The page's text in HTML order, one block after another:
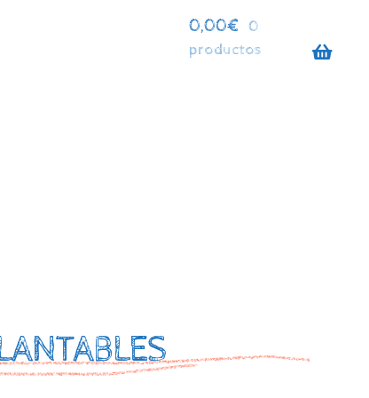
0,00€
0
productos